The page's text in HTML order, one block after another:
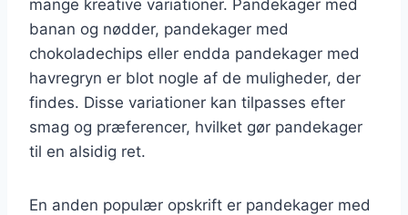
mange kreative variationer. Pandekager med
banan og nødder, pandekager med
chokoladechips eller endda pandekager med
havregryn er blot nogle af de muligheder, der
findes. Disse variationer kan tilpasses efter
smag og præferencer, hvilket gør pandekager
til en alsidig ret.
En anden populær opskrift er pandekager med